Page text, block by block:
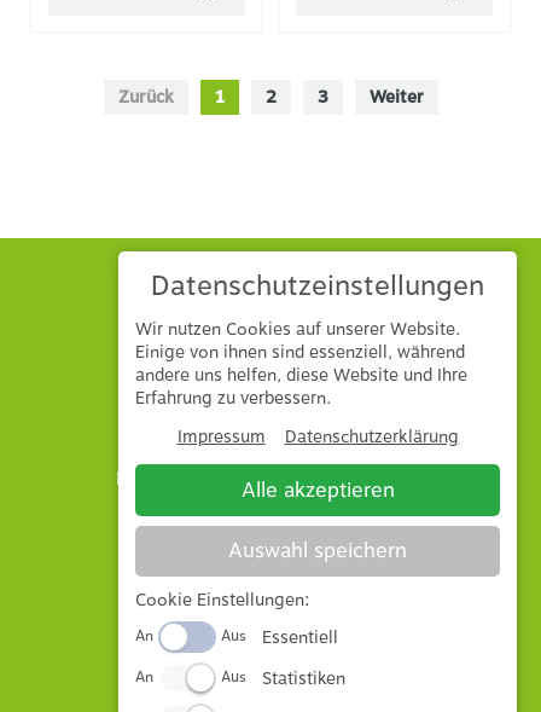
Zurück 1 2 3 Weiter
Hönle GmbH & Co. KG
Mühlbuck 1
86745
Laub
E-Mail: info@hoenle-landtechnik.de
Tel: 09092 8782
Datenschutz
Altölentsorgung
Widerrufsbelehrung
Datenschutzeinstellungen
Wir nutzen Cookies auf unserer Website.
Einige von ihnen sind essenziell, während
andere uns helfen, diese Website und Ihre
Erfahrung zu verbessern.
Impressum
Datenschutzerklärung
Alle akzeptieren
Auswahl speichern
Cookie Einstellungen:
An Aus Essentiell
An Aus Statistiken